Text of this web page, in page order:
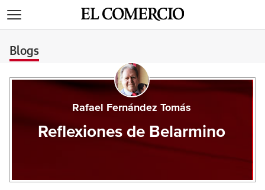
Blogs
Rafael Fernández Tomás
Reflexiones de Belarmino